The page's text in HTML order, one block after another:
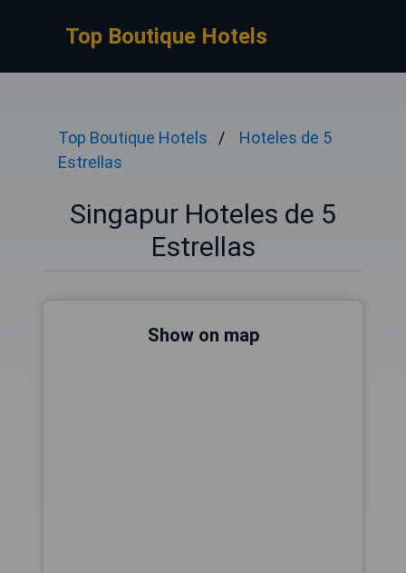
Top Boutique Hotels
Top Boutique Hotels
Hoteles de 5
Estrellas
Singapur Hoteles de 5
Estrellas
Show on map